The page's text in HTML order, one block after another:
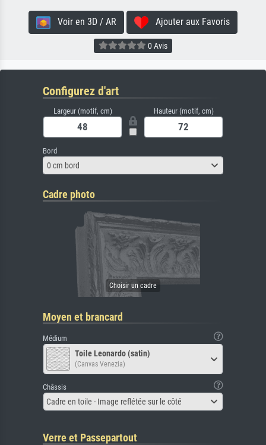
Voir en 3D / AR Ajouter aux Favoris
0 Avis
Configurez d'art
Largeur (motif, cm) Hauteur (motif, cm)
Bord
0 cm bord
Cadre photo
Moyen et brancard
Médium
Toile Leonardo (satin)
(Canvas Venezia)
Châssis
Cadre en toile - Image reflétée sur le côté
Verre et Passepartout